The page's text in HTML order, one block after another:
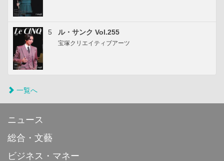
5 ル・サンク Vol.255
宝塚クリエイティブアーツ
一覧へ
ニュース
総合・文藝
ビジネス・マネー